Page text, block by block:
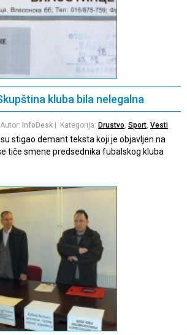
kluba bila nelegalna
InfoDesk | Kategorija: Drustvo, Sport, Vesti
stigao demant teksta koji je objavljen na
tiče smene predsednika fubalskog kluba